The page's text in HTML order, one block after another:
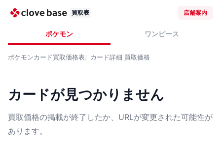
買取表 店舗案内
ポケモン ワンピース
ポケモンカード買取価格表 カード詳細 買取価格
カードが見つかりません
買取価格の掲載が終了したか、URLが変更された可能性が
あります。